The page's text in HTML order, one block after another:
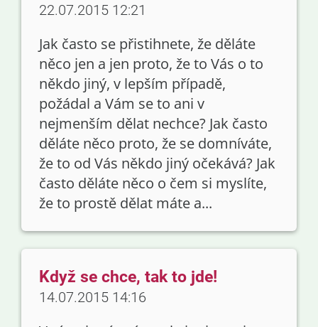
22.07.2015 12:21
Jak často se přistihnete, že děláte
něco jen a jen proto, že to Vás o to
někdo jiný, v lepším případě,
požádal a Vám se to ani v
nejmenším dělat nechce? Jak často
děláte něco proto, že se domníváte,
že to od Vás někdo jiný očekává? Jak
často děláte něco o čem si myslíte,
že to prostě dělat máte a...
Když se chce, tak to jde!
14.07.2015 14:16